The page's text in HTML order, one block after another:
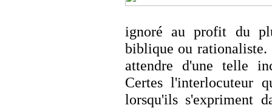
ignoré au profit du
biblique ou
attendre d'une telle
Certes l'interlocuteur
lorsqu'ils s'expriment